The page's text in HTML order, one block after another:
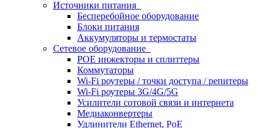
Источники питания
Бесперебойное оборудование
Блоки питания
Аккумуляторы и термостаты
Сетевое оборудование
POE инжекторы и сплиттеры
Коммутаторы
Wi-Fi роутеры / точки доступа / репитеры
Wi-Fi роутеры 3G/4G/5G
Усилители сотовой связи и интернета
Медиаконвертеры
Удлинители Ethernet, PoE